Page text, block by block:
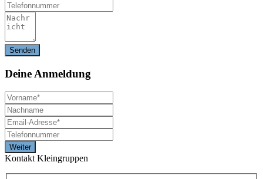
Deine Anmeldung
Kontakt Kleingruppen